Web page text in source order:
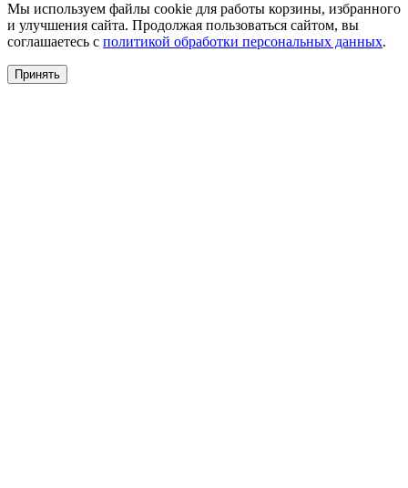
Мы используем файлы cookie для работы корзины, избранного
и улучшения сайта. Продолжая пользоваться сайтом, вы
соглашаетесь с политикой обработки персональных данных.
Принять